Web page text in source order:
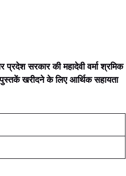
सरकार की महादेवी वर्मा श्रमिक
पुस्तकें खरीदने के लिए आर्थिक सहायता